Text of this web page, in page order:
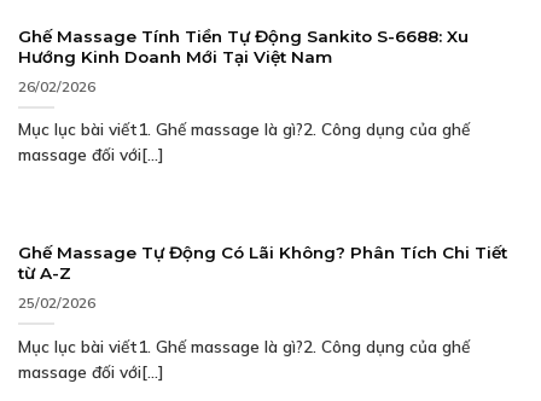
Ghế Massage Tính Tiền Tự Động Sankito S-6688: Xu
Hướng Kinh Doanh Mới Tại Việt Nam
26/02/2026
Mục lục bài viết1. Ghế massage là gì?2. Công dụng của ghế
massage đối với[...]
Ghế Massage Tự Động Có Lãi Không? Phân Tích Chi Tiết
từ A-Z
25/02/2026
Mục lục bài viết1. Ghế massage là gì?2. Công dụng của ghế
massage đối với[...]